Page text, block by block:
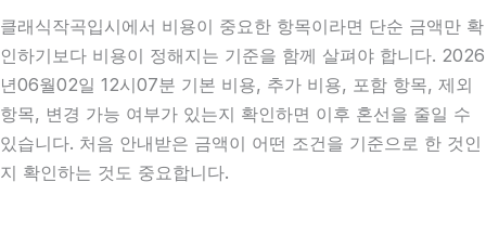
클래식작곡입시에서 비용이 중요한 항목이라면 단순 금액만 확
인하기보다 비용이 정해지는 기준을 함께 살펴야 합니다. 2026
년06월02일 12시07분 기본 비용, 추가 비용, 포함 항목, 제외
항목, 변경 가능 여부가 있는지 확인하면 이후 혼선을 줄일 수
있습니다. 처음 안내받은 금액이 어떤 조건을 기준으로 한 것인
지 확인하는 것도 중요합니다.